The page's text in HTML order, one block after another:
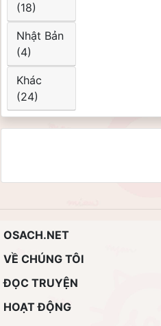
(18)
Nhật Bản
(4)
Khác
(24)
OSACH.NET
VỀ CHÚNG TÔI
ĐỌC TRUYỆN
HOẠT ĐỘNG